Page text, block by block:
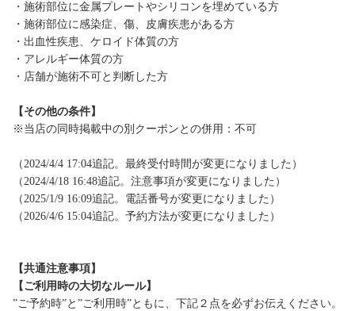
・施術部位に金属プレートやシリコンを埋めている方
・施術部位に感染症、傷、皮膚疾患がある方
・出血性疾患、ケロイド体質の方
・アレルギー体質の方
・店舗が施術不可と判断した方
【その他の条件】
※当店の同時掲載中の別クーポンとの併用：不可
（2024/4/4 17:04追記。最終受付時間が変更になりました）
（2024/4/18 16:48追記。注意事項が変更になりました）
（2025/1/9 16:09追記。電話番号が変更になりました）
（2026/4/6 15:04追記。予約方法が変更になりました）
【共通注意事項】
【ご利用時の大切なルール】
”ご予約時”と”ご利用時”ともに、下記２点を必ずお伝えください。